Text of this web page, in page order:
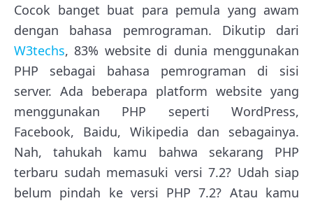
Cocok banget buat para pemula yang awam
dengan bahasa pemrograman. Dikutip dari
W3techs, 83% website di dunia menggunakan
PHP sebagai bahasa pemrograman di sisi
server. Ada beberapa platform website yang
menggunakan PHP seperti WordPress,
Facebook, Baidu, Wikipedia dan sebagainya.
Nah, tahukah kamu bahwa sekarang PHP
terbaru sudah memasuki versi 7.2? Udah siap
belum pindah ke versi PHP 7.2? Atau kamu